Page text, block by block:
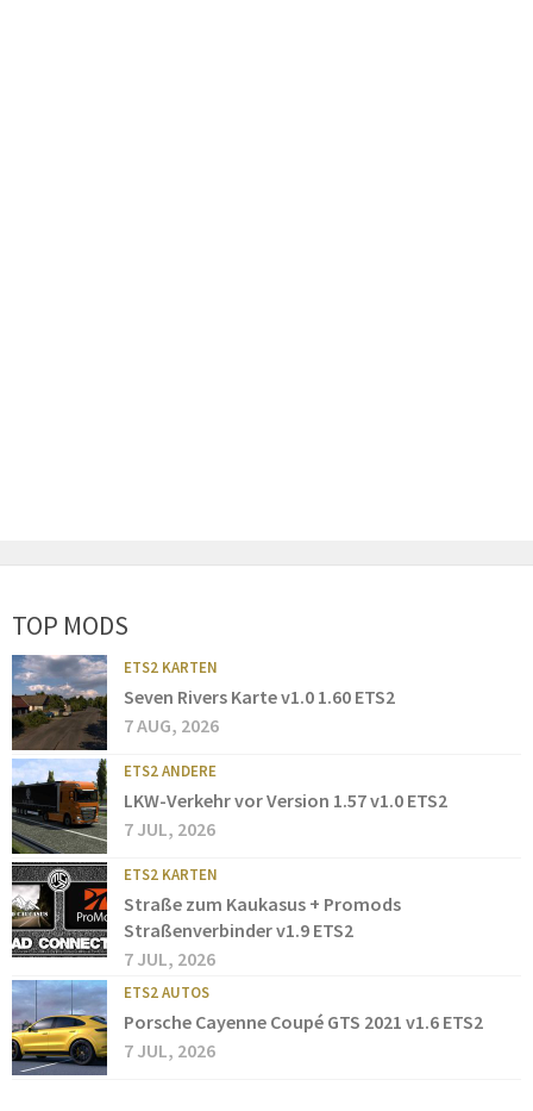
TOP MODS
ETS2 KARTEN
Seven Rivers Karte v1.0 1.60 ETS2
7 AUG, 2026
ETS2 ANDERE
LKW-Verkehr vor Version 1.57 v1.0 ETS2
7 JUL, 2026
ETS2 KARTEN
Straße zum Kaukasus + Promods
Straßenverbinder v1.9 ETS2
7 JUL, 2026
ETS2 AUTOS
Porsche Cayenne Coupé GTS 2021 v1.6 ETS2
7 JUL, 2026